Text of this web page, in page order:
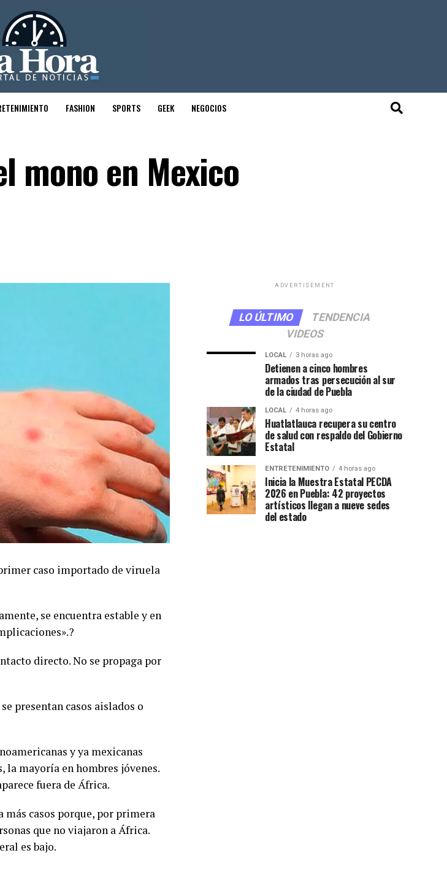
FASHION SPORTS GEEK NEGOCIOS
mono en Mexico
caso importado de viruela
se encuentra estable y en
directo. No se propaga por
presentan casos aislados o
y ya mexicanas
mayoría en hombres jóvenes.
fuera de África.
casos porque, por primera
que no viajaron a África.
es bajo.
ADVERTISEMENT
LO ÚLTIMO
TENDENCIA
VIDEOS
LOCAL 3 horas ago
Detienen a cinco hombres
armados tras persecución al sur
de la ciudad de Puebla
LOCAL 4 horas ago
Huatlatlauca recupera su centro
de salud con respaldo del Gobierno
Estatal
ENTRETENIMIENTO 4 horas ago
Inicia la Muestra Estatal PECDA
2026 en Puebla: 42 proyectos
artísticos llegan a nueve sedes
del estado